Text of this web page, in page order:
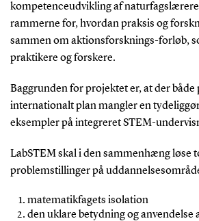
kompetenceudvikling af
rammerne for, hvordan praksis og
sammen om aktionsforsknings-forløb,
praktikere og forskere.
Baggrunden for projektet er, at der både
internationalt plan mangler en
eksempler på integreret STEM-
LabSTEM skal i den sammenhæng løse
problemstillinger på
matematikfagets isolation
den uklare betydning og anvendelse